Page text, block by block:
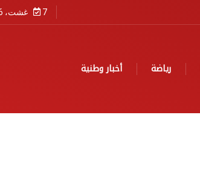
7 غشت، 2026
رياضة أخبار وطنية